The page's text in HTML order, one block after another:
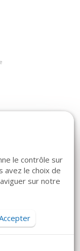
le contrôle sur
avez le choix de
sur notre